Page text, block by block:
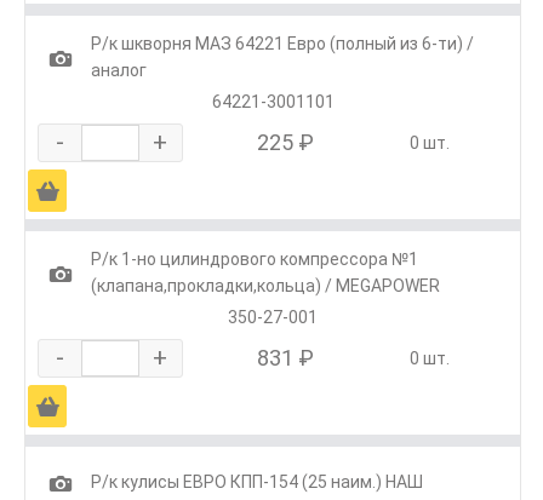
1
Р/к шкворня МАЗ 64221 Евро (полный из 6-ти) /
аналог
64221-3001101
- + 225 ₽ 0 шт.
Ä
1
Р/к 1-но цилиндрового компрессора №1
(клапана,прокладки,кольца) / MEGAPOWER
350-27-001
- + 831 ₽ 0 шт.
Ä
1
Р/к кулисы ЕВРО КПП-154 (25 наим.) НАШ